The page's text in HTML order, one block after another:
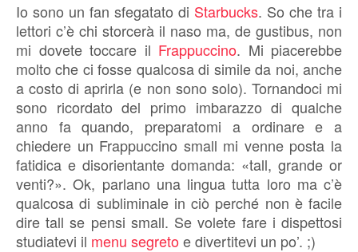
Io sono un fan sfegatato di Starbucks. So che tra i
lettori c’è chi storcerà il naso ma, de gustibus, non
mi dovete toccare il Frappuccino. Mi piacerebbe
molto che ci fosse qualcosa di simile da noi, anche
a costo di aprirla (e non sono solo). Tornandoci mi
sono ricordato del primo imbarazzo di qualche
anno fa quando, preparatomi a ordinare e a
chiedere un Frappuccino small mi venne posta la
fatidica e disorientante domanda: «tall, grande or
venti?». Ok, parlano una lingua tutta loro ma c’è
qualcosa di subliminale in ciò perché non è facile
dire tall se pensi small. Se volete fare i dispettosi
studiatevi il menu segretoe divertitevi un po’. ;)